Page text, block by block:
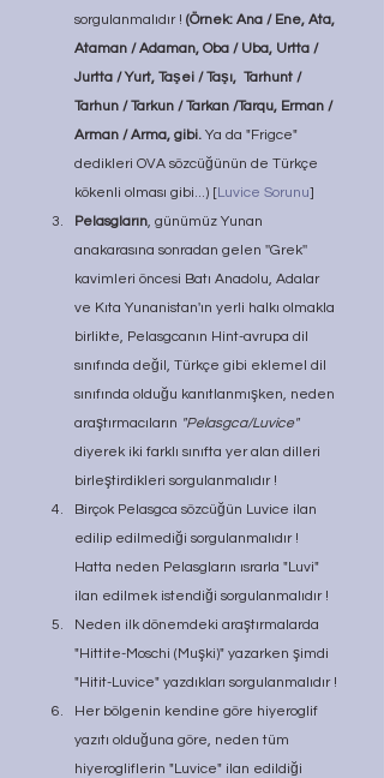
sorgulanmalıdır ! (Örnek: Ana / Ene, Ata,
Ataman / Adaman, Oba / Uba, Urtta /
Jurtta / Yurt, Taşei / Taşı,  Tarhunt /
Tarhun / Tarkun / Tarkan /Tarqu, Erman /
Arman / Arma, gibi. Ya da "Frigce"
dedikleri OVA sözcüğünün de Türkçe
kökenli olması gibi...) [Luvice Sorunu]
Pelasgların, günümüz Yunan
anakarasına sonradan gelen ''Grek''
kavimleri öncesi Batı Anadolu, Adalar
ve Kıta Yunanistan'ın yerli halkı olmakla
birlikte, Pelasgcanın Hint-avrupa dil
sınıfında değil, Türkçe gibi eklemel dil
sınıfında olduğu kanıtlanmışken, neden
araştırmacıların "Pelasgca/Luvice"
diyerek iki farklı sınıfta yer alan dilleri
birleştirdikleri sorgulanmalıdır !
Birçok Pelasgca sözcüğün Luvice ilan
edilip edilmediği sorgulanmalıdır !
Hatta neden Pelasgların ısrarla "Luvi"
ilan edilmek istendiği sorgulanmalıdır !
Neden ilk dönemdeki araştırmalarda
"Hittite-Moschi (Muşki)" yazarken şimdi
"Hitit-Luvice" yazdıkları sorgulanmalıdır !
Her bölgenin kendine göre hiyeroglif
yazıtı olduğuna göre, neden tüm
hiyerogliflerin "Luvice" ilan edildiği